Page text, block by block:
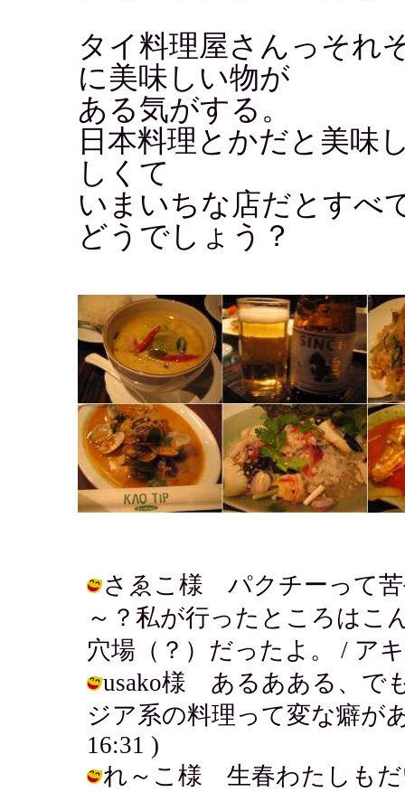
タイ料理屋さんっそれ
に美味しい物が
ある気がする。
日本料理とかだと美味
しくて
いまいちな店だとすべ
どうでしょう？
さゑこ様 パクチーって苦
～？私が行ったところはこ
穴場（？）だったよ。 / ア
usako様 あるあある、で
ジア系の料理って変な癖が
16:31 )
れ～こ様 生春わたしもだ